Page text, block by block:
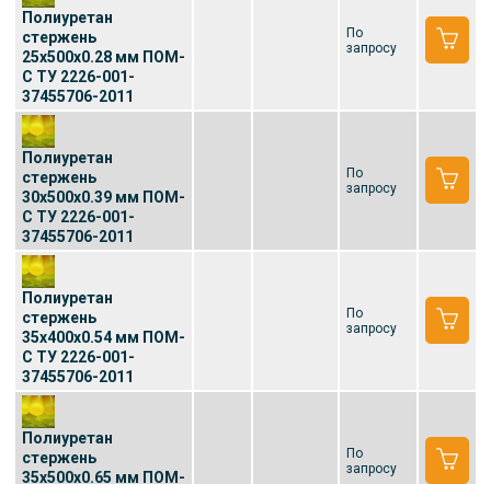
Полиуретан
стержень
25x500x0.28 мм ПОМ-
С ТУ 2226-001-
37455706-2011
По
запросу
Полиуретан
стержень
30x500x0.39 мм ПОМ-
С ТУ 2226-001-
37455706-2011
По
запросу
Полиуретан
стержень
35x400x0.54 мм ПОМ-
С ТУ 2226-001-
37455706-2011
По
запросу
Полиуретан
стержень
35x500x0.65 мм ПОМ-
По
запросу